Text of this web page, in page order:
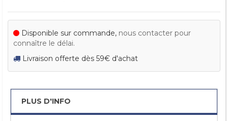
Disponible sur commande, nous contacter pour
connaître le délai.
Livraison offerte dès 59€ d'achat
PLUS D'INFO